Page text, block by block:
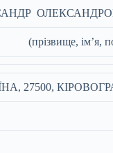
(прізвище, ім’я,
27500,